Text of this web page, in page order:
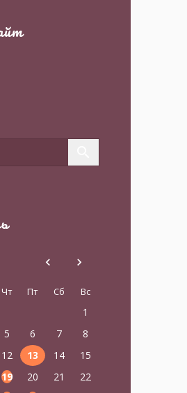
Чт Пт Сб Вс
1
5 6 7
8
12 13 14
15
19 20 21
22